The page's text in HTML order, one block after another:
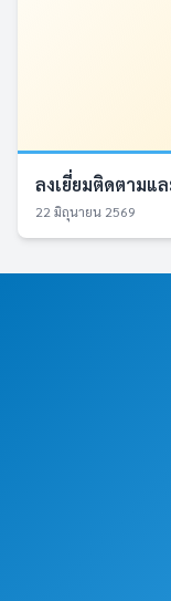
ลงเยี่ยมติดตามแ
22 มิถุนายน 2569